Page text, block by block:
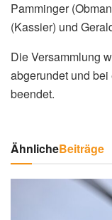
Pamminger
(Kassier) und
Die Versammlung
abgerundet und
beendet.
ÄhnlicheBeiträge